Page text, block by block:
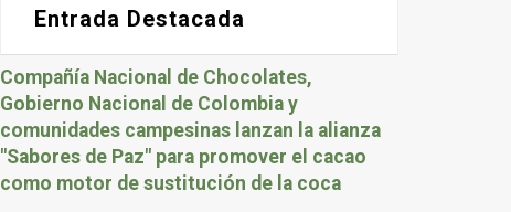
Entrada Destacada
Compañía Nacional de Chocolates,
Gobierno Nacional de Colombia y
comunidades campesinas lanzan la alianza
"Sabores de Paz" para promover el cacao
como motor de sustitución de la coca